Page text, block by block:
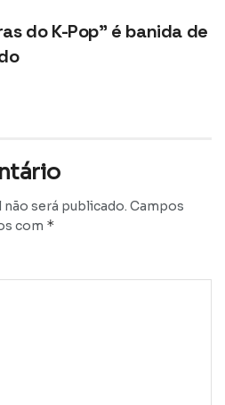
do K-Pop” é banida de
será publicado. Campos
com *